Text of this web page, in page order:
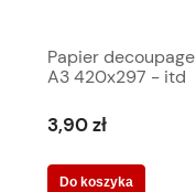
Papier decoupage
A3 420x297 - itd
3,90 zł
Do koszyka